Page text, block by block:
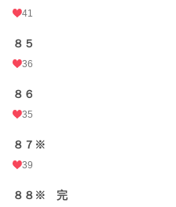
41
８５
36
８６
35
８７※
39
８８※ 完